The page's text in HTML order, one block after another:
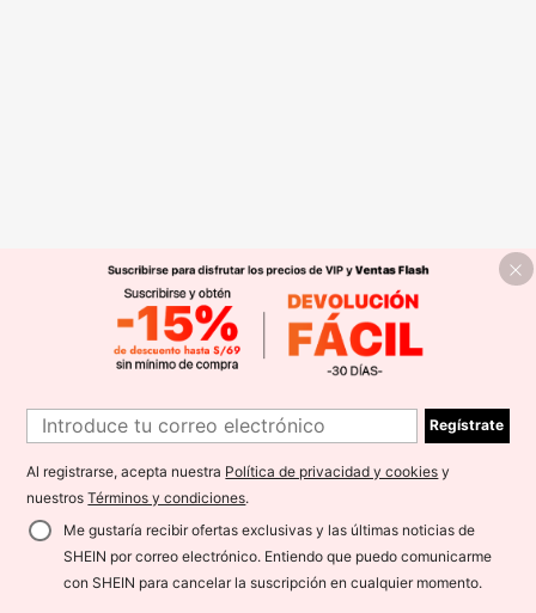
Regístrate
Al registrarse, acepta nuestra Política de privacidad y cookies y
nuestrosTérminos y condiciones.
Me gustaría recibir ofertas exclusivas y las últimas noticias de
SHEIN por correo electrónico. Entiendo que puedo comunicarme
con SHEIN para cancelar la suscripción en cualquier momento.